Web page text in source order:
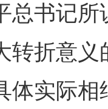
书记所
转折意
体实际